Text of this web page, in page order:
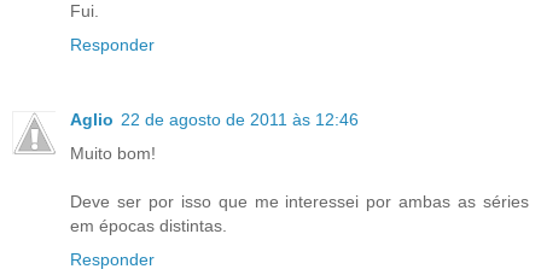
Fui.
Responder
Aglio 22 de agosto de 2011 às 12:46
Muito bom!
Deve ser por isso que me interessei por ambas as séries
em épocas distintas.
Responder